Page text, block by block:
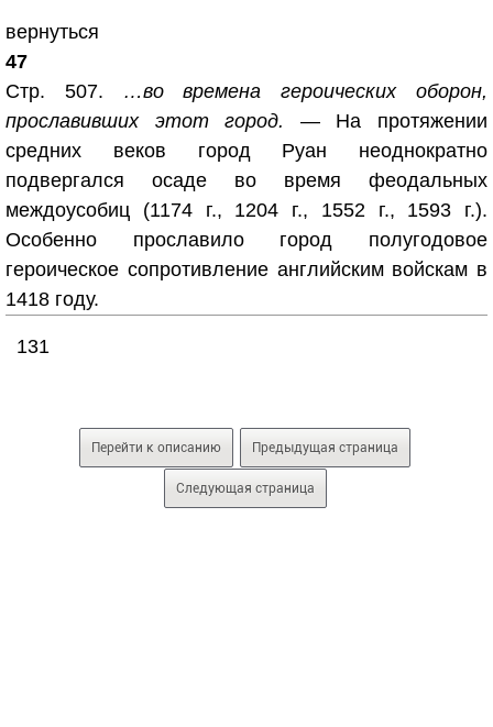
вернуться
47
Стр. 507. …во времена героических оборон,
прославивших этот город.
— На протяжении
средних веков город Руан неоднократно
подвергался осаде во время феодальных
междоусобиц (1174 г., 1204 г., 1552 г., 1593 г.).
Особенно прославило город полугодовое
героическое сопротивление английским войскам в
1418 году.
131
Перейти к описанию Предыдущая страница
Следующая страница